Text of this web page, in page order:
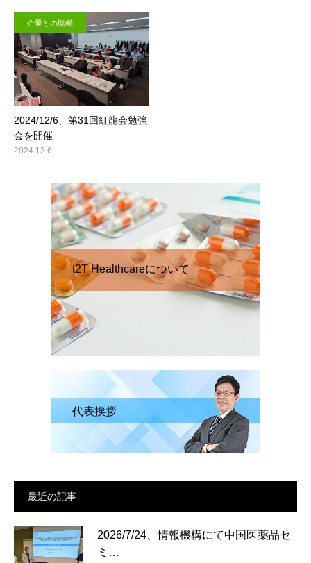
企業との協働
2024/12/6、第31回紅龍会勉強
会を開催
2024.12.6
t2T Healthcareについて
代表挨拶
最近の記事
2026/7/24、情報機構にて中国医薬品セ
ミ…